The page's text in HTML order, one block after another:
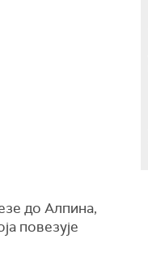
до Алпина,
повезује